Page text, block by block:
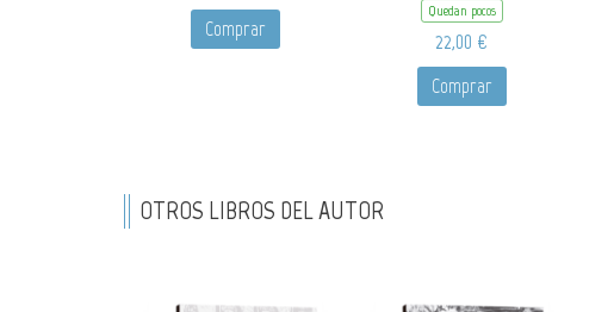
Comprar
Quedan pocos
22,00 €
Comprar
OTROS LIBROS DEL AUTOR